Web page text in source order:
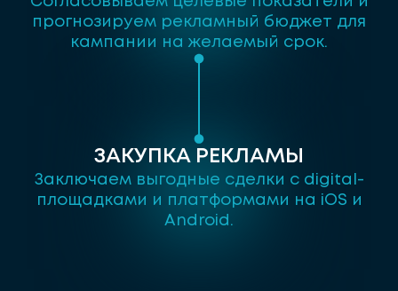
прогнозируем рекламный бюджет для
кампании на желаемый срок.
ЗАКУПКА РЕКЛАМЫ
Заключаем выгодные сделки с digital-
площадками и платформами на iOS и
Android.